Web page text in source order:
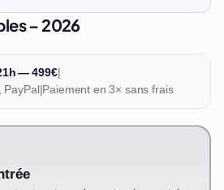
– 2026
— 499€|
PayPal|Paiement en 3× sans frais